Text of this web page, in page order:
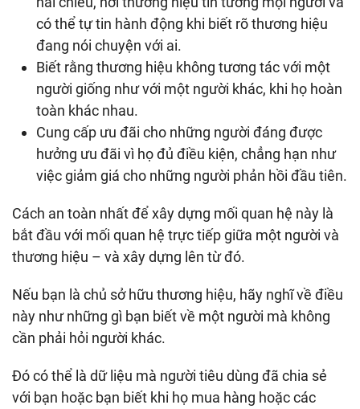
có thể tự tin hành động khi biết rõ thương hiệu
đang nói chuyện với ai.
Biết rằng thương hiệu không tương tác với một
người giống như với một người khác, khi họ hoàn
toàn khác nhau.
Cung cấp ưu đãi cho những người đáng được
hưởng ưu đãi vì họ đủ điều kiện, chẳng hạn như
việc giảm giá cho những người phản hồi đầu tiên.
Cách an toàn nhất để xây dựng mối quan hệ này là
bắt đầu với mối quan hệ trực tiếp giữa một người và
thương hiệu – và xây dựng lên từ đó.
Nếu bạn là chủ sở hữu thương hiệu, hãy nghĩ về điều
này như những gì bạn biết về một người mà không
cần phải hỏi người khác.
Đó có thể là dữ liệu mà người tiêu dùng đã chia sẻ
với bạn hoặc bạn biết khi họ mua hàng hoặc các